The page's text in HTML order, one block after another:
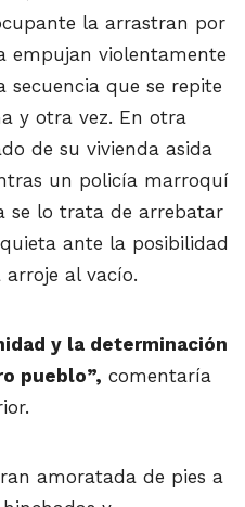
la arrastran por
empujan violentamente
que se repite
y otra vez. En otra
de su vivienda asida
un policía marroquí
se lo trata de arrebatar
ante la posibilidad
al vacío.
y la determinación
pueblo”, comentaría
amoratada de pies a